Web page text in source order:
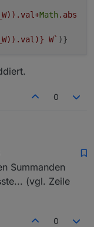
Math .abs
W` )}
0
addiert.
Summanden
(vgl. Zeile
0